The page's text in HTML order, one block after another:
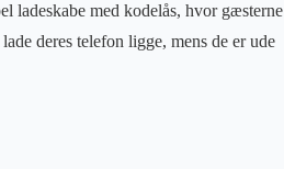
ladeskabe med kodelås, hvor gæsterne
deres telefon ligge, mens de er ude